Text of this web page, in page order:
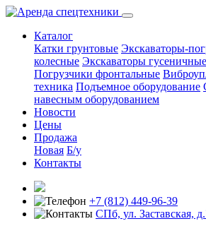
Каталог
Катки грунтовые Экскаваторы-
колесные Экскаваторы гусеничные
Погрузчики фронтальные
техника Подъемное оборудование
навесным оборудованием
Новости
Цены
Продажа
Новая Б/у
Контакты
+7 (812) 449-96-39
СПб, ул. Заставская,